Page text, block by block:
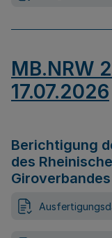
MB.NRW
17.07.2026
Berichtigung
des
Giroverbandes